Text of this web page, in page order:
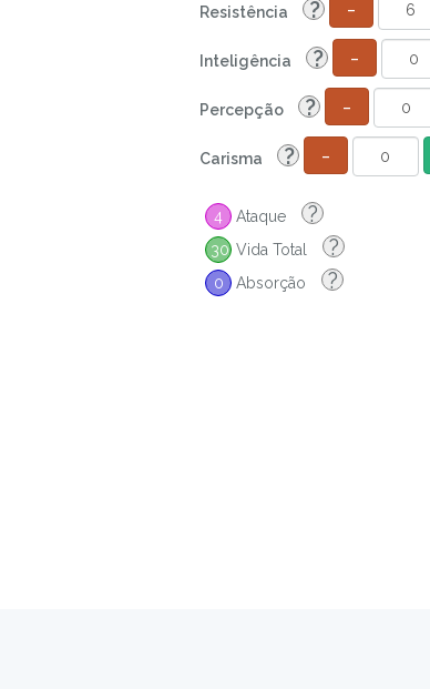
Resistência ? -
Inteligência ? -
Percepção ? -
Carisma ? -
4 Ataque ?
30 Vida Total ?
0 Absorção ?